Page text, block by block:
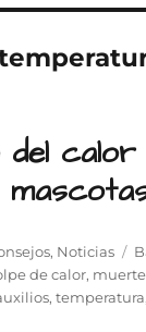
del
, Noticias
de calor, muerte
,temperatura